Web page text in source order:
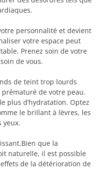
personnalité et devient
votre espace peut
Prenez soin de votre
de vous.
de teint trop lourds
de votre peau.
plus d’hydratation. Optez
le brillant à lèvres, les
yeux.
que la
naturelle, il est possible
de la détérioration de